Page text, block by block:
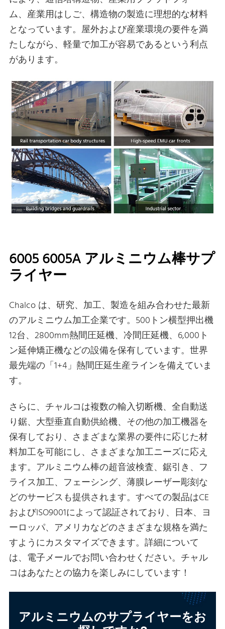
ム、産業用はしご、構造物の製造に理想的な材料
となっています。屋外および産業環境の要件を満
たしながら、軽量で加工が容易であるという利点
があります。
6005 6005A アルミニウム棒サプ
ライヤー
Chalco は、研究、加工、製造を組み合わせた最新
のアルミニウム加工企業です。500トン横型押出機
12台、2800mm熱間圧延機、冷間圧延機、6,000ト
ン延伸矯正機などの設備を保有しています。世界
最先端の「1+4」熱間圧延生産ラインを備えていま
す。
さらに、チャルコは複数の輸入切断機、全自動送
り鋸、大型垂直自動供給機、その他の加工機器を
保有しており、さまざまな業界の要件に応じた材
料加工を可能にし、さまざまな加工ニーズに応え
ます。アルミニウム棒の超音波検査、鋸引き、フ
ライス加工、フェーシング、薄膜レーザー彫刻な
どのサービスも提供されます。すべての製品はCE
およびISO9001によって認証されており、日本、ヨ
ーロッパ、アメリカなどのさまざまな規格を満た
すようにカスタマイズできます。詳細について
は、電子メールでお問い合わせください。チャル
コはあなたとの協力を楽しみにしています！
アルミニウムのサプライヤーをお